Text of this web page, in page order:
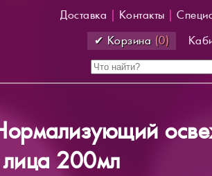
Доставка Контакты
✔ Корзина (0)
лица 200мл